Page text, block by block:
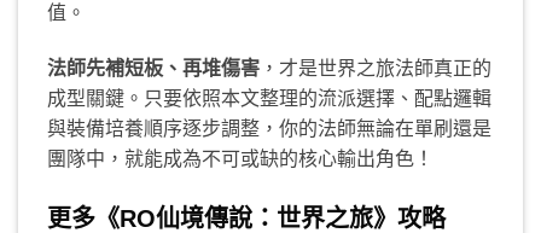
值。
法師先補短板、再堆傷害 ，才是世界之旅法師真正的
成型關鍵。只要依照本文整理的流派選擇、配點邏輯
與裝備培養順序逐步調整，你的法師無論在單刷還是
團隊中，就能成為不可或缺的核心輸出角色！
更多《RO仙境傳說：世界之旅》攻略